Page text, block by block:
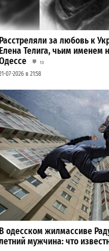
Расстреляли за любовь к
Елена Телига, чьим именем
13
07-2026 в 21:58
В одесском жилмассиве
мужчина: что